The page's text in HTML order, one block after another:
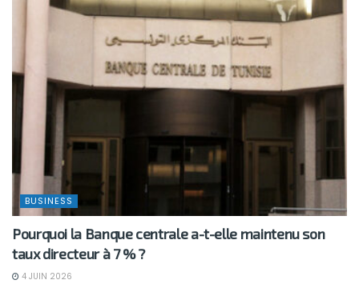
BUSINESS
Pourquoi la Banque centrale a-t-elle maintenu son
taux directeur à 7 % ?
4 JUIN 2026